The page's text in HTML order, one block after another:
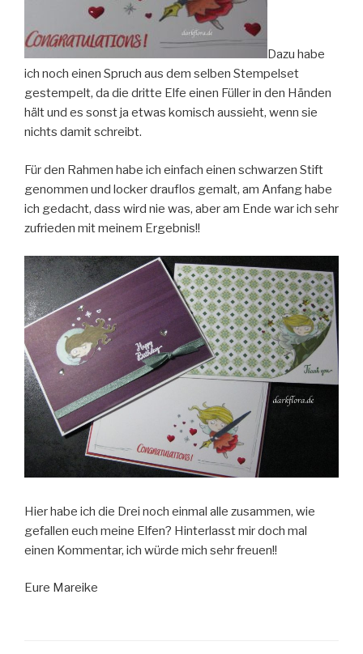
Dazu habe
ich noch einen Spruch aus dem selben Stempelset
gestempelt, da die dritte Elfe einen Füller in den Händen
hält und es sonst ja etwas komisch aussieht, wenn sie
nichts damit schreibt.
Für den Rahmen habe ich einfach einen schwarzen Stift
genommen und locker drauflos gemalt, am Anfang habe
ich gedacht, dass wird nie was, aber am Ende war ich sehr
zufrieden mit meinem Ergebnis!!
Hier habe ich die Drei noch einmal alle zusammen, wie
gefallen euch meine Elfen? Hinterlasst mir doch mal
einen Kommentar, ich würde mich sehr freuen!!
Eure Mareike